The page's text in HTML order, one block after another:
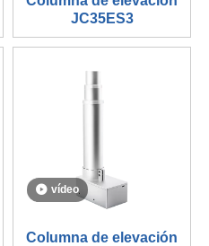
JC35ES3
vídeo
Columna de elevación